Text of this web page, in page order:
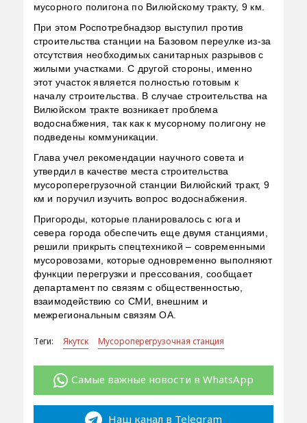
мусорного полигона по Вилюйскому тракту, 9 км.
При этом Роспотребнадзор выступил против
строительства станции на Базовом переулке из-за
отсутствия необходимых санитарных разрывов с
жилыми участками. С другой стороны, именно
этот участок является полностью готовым к
началу строительства. В случае строительства на
Вилюйском тракте возникает проблема
водоснабжения, так как к мусорному полигону не
подведены коммуникации.
Глава учел рекомендации научного совета и
утвердил в качестве места строительства
мусороперегрузочной станции Вилюйский тракт, 9
км и поручил изучить вопрос водоснабжения.
Пригороды, которые планировалось с юга и
севера города обеспечить еще двумя станциями,
решили прикрыть спецтехникой – современными
мусоровозами, которые одновременно выполняют
функции перегрузки и прессования, сообщает
департамент по связям с общественностью,
взаимодействию со СМИ, внешним и
межрегиональным связям ОА.
Теги: Якутск Мусороперегрузочная станция
Самые важные новости в WhatsApp
Наш канал в Telegram